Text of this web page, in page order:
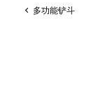
多功能铲斗